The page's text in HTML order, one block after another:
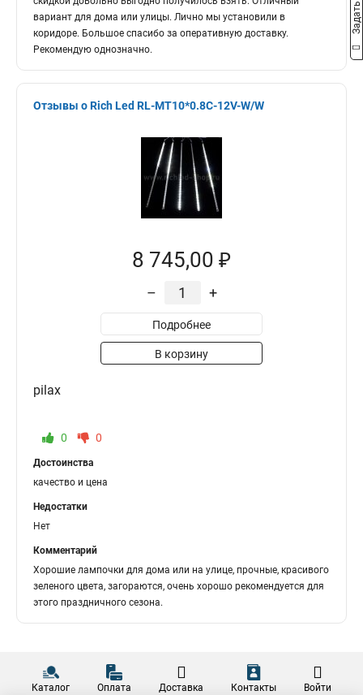
вариант для дома или улицы. Лично мы установили в
коридоре. Большое спасибо за оперативную доставку.
Рекомендую однозначно.
Отзывы о Rich Led RL-MT10*0.8C-12V-W/W
8 745,00 ₽
– +
Подробнее
В корзину
pilax
0 0
Достоинства
качество и цена
Недостатки
Нет
Комментарий
Хорошие лампочки для дома или на улице, прочные, красивого
зеленого цвета, загораются, очень хорошо рекомендуется для
этого праздничного сезона.
Каталог Оплата Доставка Контакты Войти